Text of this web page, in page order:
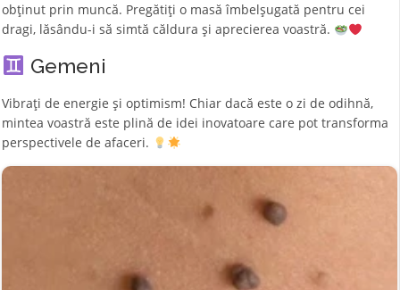
obținut prin muncă. Pregătiți o masă îmbelșugată pentru cei
dragi, lăsându-i să simtă căldura și aprecierea voastră.
Gemeni
Vibrați de energie și optimism! Chiar dacă este o zi de odihnă,
mintea voastră este plină de idei inovatoare care pot transforma
perspectivele de afaceri.